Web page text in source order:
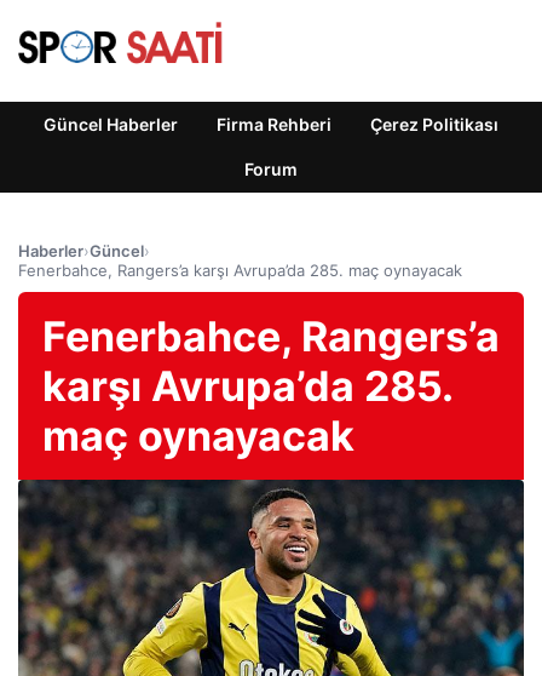
Güncel Haberler Firma Rehberi Çerez Politikası
Forum
Haberler›Güncel›
Fenerbahce, Rangers’a karşı Avrupa’da 285. maç oynayacak
Fenerbahce, Rangers’a
karşı Avrupa’da 285.
maç oynayacak